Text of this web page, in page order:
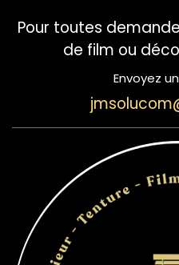
Pour toutes
de film ou
Envoyez